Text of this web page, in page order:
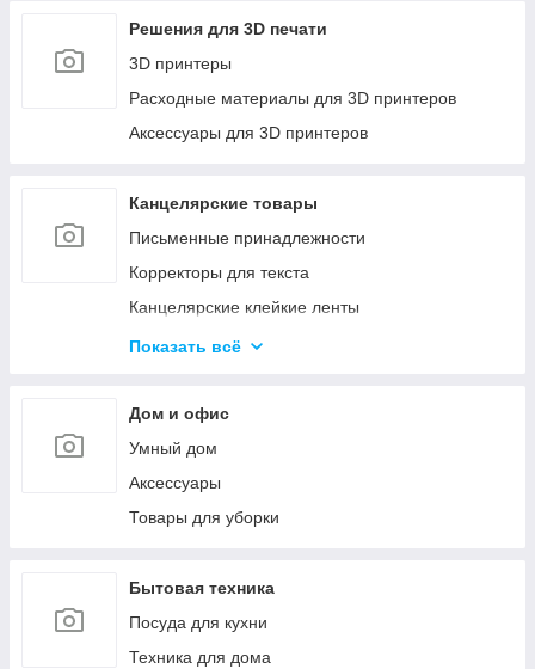
Решения для 3D печати
3D принтеры
Расходные материалы для 3D принтеров
Аксессуары для 3D принтеров
Канцелярские товары
Письменные принадлежности
Корректоры для текста
Канцелярские клейкие ленты
Канцелярские мелочи
Бумажная продукция
Папки для хранения и сортировки документов
Степлеры и Дыроколы
Канцелярские ножи и ножницы
Товары для творчества
Показать всё
Дом и офис
Умный дом
Аксессуары
Товары для уборки
Бытовая техника
Посуда для кухни
Техника для дома